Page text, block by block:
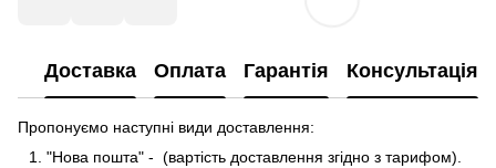
Доставка Оплата Гарантія Консультація
Пропонуємо наступні види доставлення:
"Нова пошта" - (вартість доставлення згідно з тарифом).